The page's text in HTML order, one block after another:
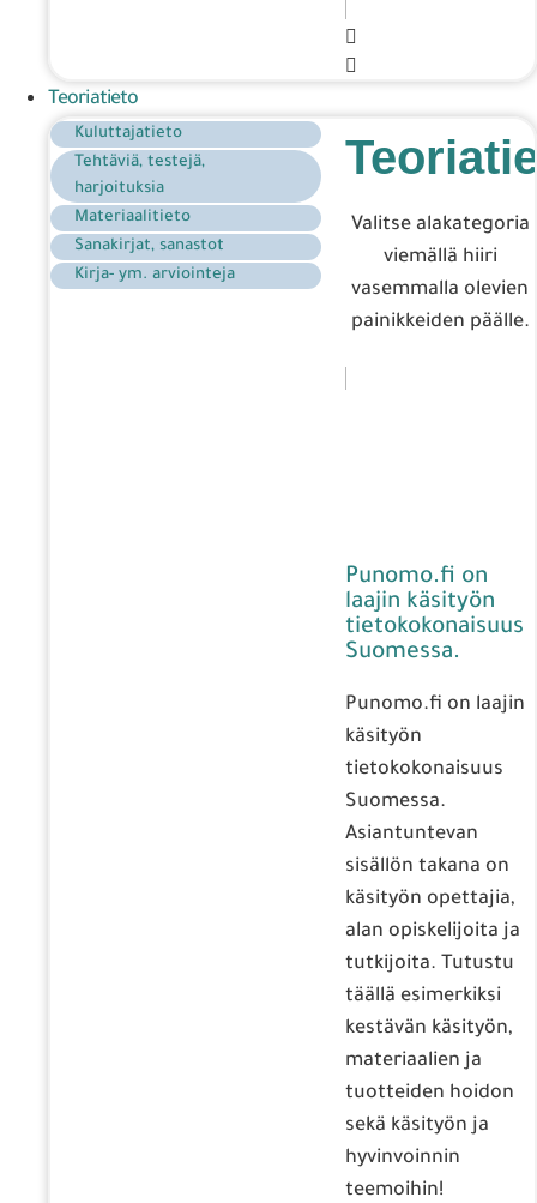
Teoriatieto
Kuluttajatieto
Tehtäviä, testejä,
harjoituksia
Materiaalitieto
Sanakirjat, sanastot
Kirja- ym. arviointeja
Valitse alakategoria
viemällä hiiri
vasemmalla olevien
painikkeiden päälle.
Punomo.fi on
laajin käsityön
tietokokonaisuus
Suomessa.
Punomo.fi on laajin
käsityön
tietokokonaisuus
Suomessa.
Asiantuntevan
sisällön takana on
käsityön opettajia,
alan opiskelijoita ja
tutkijoita. Tutustu
täällä esimerkiksi
kestävän käsityön,
materiaalien ja
tuotteiden hoidon
sekä käsityön ja
hyvinvoinnin
teemoihin!